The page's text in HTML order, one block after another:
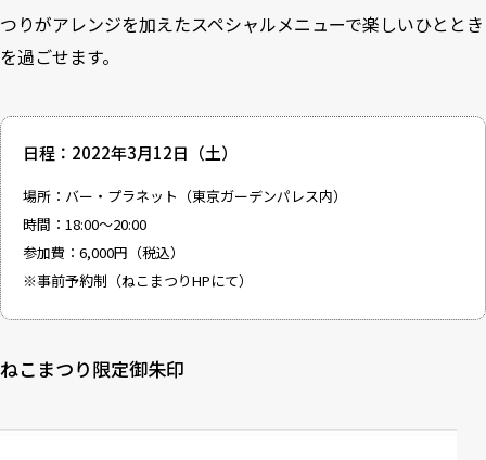
つりがアレンジを加えたスペシャルメニューで楽しいひととき
を過ごせます。
日程：2022年3月12日（土）
場所：バー・プラネット（東京ガーデンパレス内）
時間：18:00～20:00
参加費：6,000円（税込）
※事前予約制（ねこまつりHPにて）
ねこまつり限定御朱印